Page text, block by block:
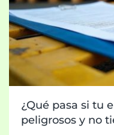
¿Qué pasa si tu
peligrosos y no